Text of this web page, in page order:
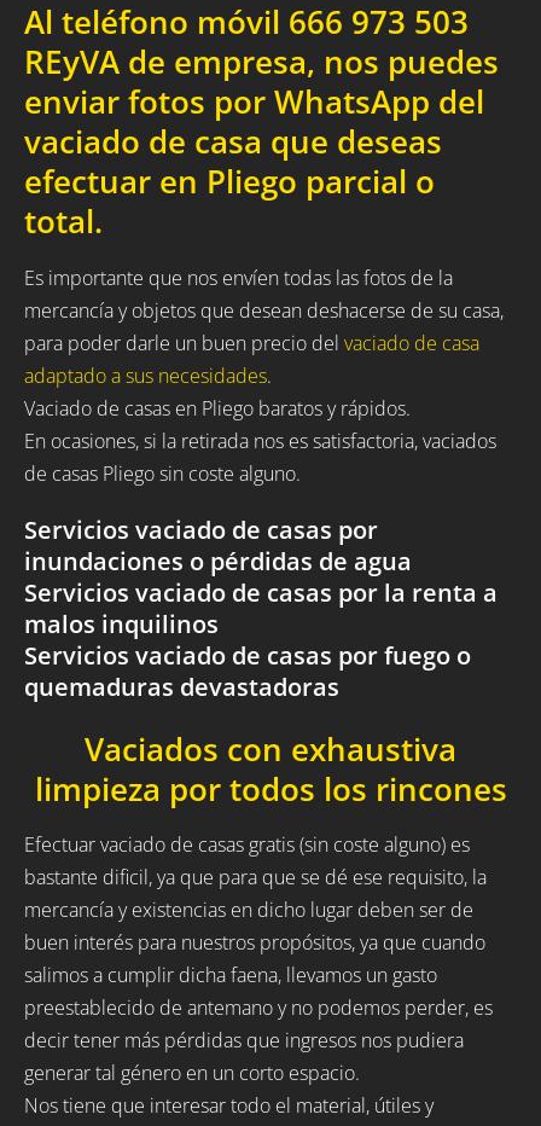
Al teléfono móvil 666 973 503
REyVA de empresa, nos puedes
enviar fotos por WhatsApp del
vaciado de casa que deseas
efectuar en Pliego parcial o
total.
Es importante que nos envíen todas las fotos de la
mercancía y objetos que desean deshacerse de su casa,
para poder darle un buen precio del vaciado de casa
adaptado a sus necesidades.
Vaciado de casas en Pliego baratos y rápidos.
En ocasiones, si la retirada nos es satisfactoria, vaciados
de casas Pliego sin coste alguno.
Servicios vaciado de casas por
inundaciones o pérdidas de agua
Servicios vaciado de casas por la renta a
malos inquilinos
Servicios vaciado de casas por fuego o
quemaduras devastadoras
Vaciados con exhaustiva
limpieza por todos los rincones
Efectuar vaciado de casas gratis (sin coste alguno) es
bastante dificil, ya que para que se dé ese requisito, la
mercancía y existencias en dicho lugar deben ser de
buen interés para nuestros propósitos, ya que cuando
salimos a cumplir dicha faena, llevamos un gasto
preestablecido de antemano y no podemos perder, es
decir tener más pérdidas que ingresos nos pudiera
generar tal género en un corto espacio.
Nos tiene que interesar todo el material, útiles y